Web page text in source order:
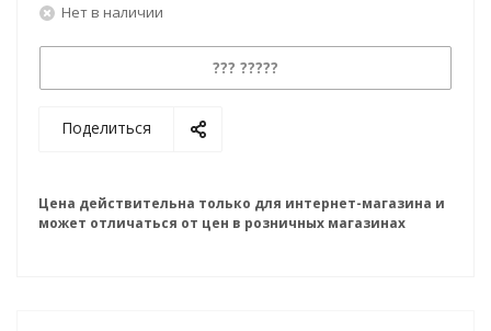
Нет в наличии
??? ?????
Поделиться
Цена действительна только для интернет-магазина и
может отличаться от цен в розничных магазинах